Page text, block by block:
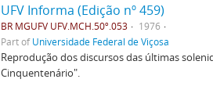
UFV Informa (Edição nº 459)
BR MGUFV UFV.MCH.50º.053
1976
Part ofUniversidade Federal de Viçosa
Reprodução dos discursos das últimas
Cinquentenário".